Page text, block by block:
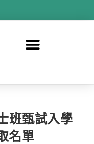
班甄試入學
名單